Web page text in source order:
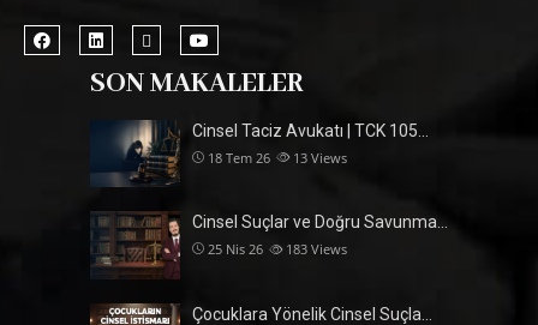
SON MAKALELER
Cinsel Taciz Avukatı | TCK 105…
18 Tem 26 13 Views
Cinsel Suçlar ve Doğru Savunma…
25 Nis 26 183 Views
Çocuklara Yönelik Cinsel Suçla…